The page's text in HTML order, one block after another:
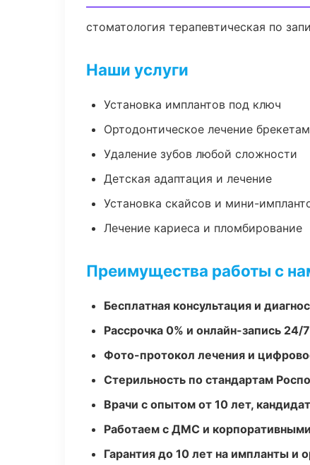
стоматология терапевтическая по
Наши услуги
Установка имплантов под ключ
Ортодонтическое лечение
Удаление зубов любой сложности
Детская адаптация и лечение
Установка скайсов и мини-
Лечение кариеса и пломбирование
Преимущества работы с
Бесплатная консультация и
Рассрочка 0% и онлайн-запись 24/7
Фото-протокол лечения и
Стерильность по стандартам
Врачи с опытом от 10 лет,
Работаем с ДМС и
Гарантия до 10 лет на импланты и